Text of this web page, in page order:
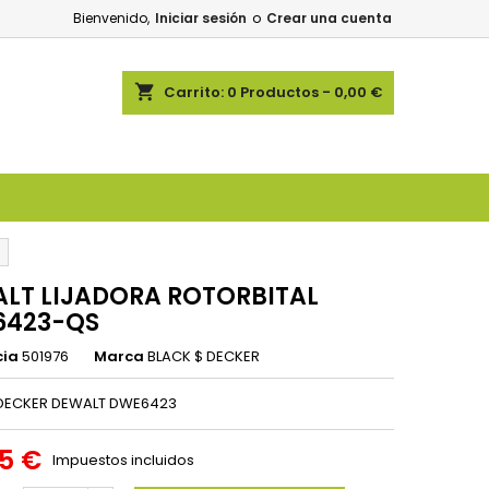
Bienvenido, Iniciar sesión o Crear una cuenta
shopping_cart Carrito: 0 Productos - 0,00 €
LIJADORA ROTORBITAL
QS
501976 Marca BLACK $ DECKER
DEWALT DWE6423
€ Impuestos incluidos